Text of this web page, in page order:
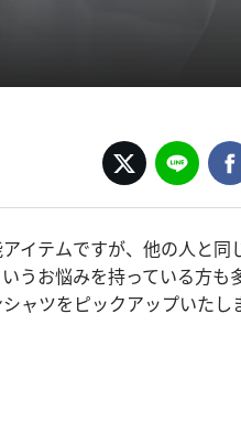
イテムですが、他の人と同
うお悩みを持っている方も
ャツをピックアップいたし